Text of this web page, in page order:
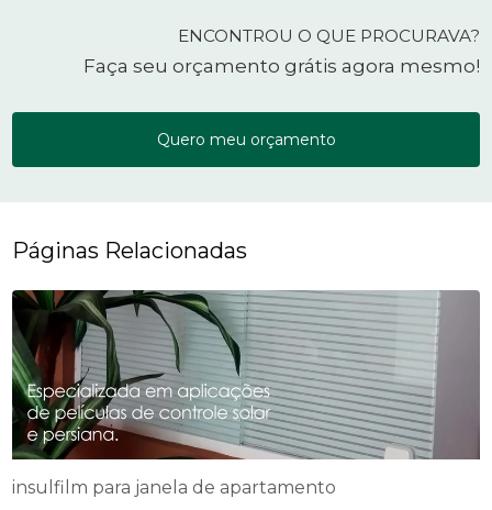
ENCONTROU O QUE PROCURAVA?
Faça seu orçamento grátis agora mesmo!
Quero meu orçamento
Páginas Relacionadas
insulfilm para janela de apartamento